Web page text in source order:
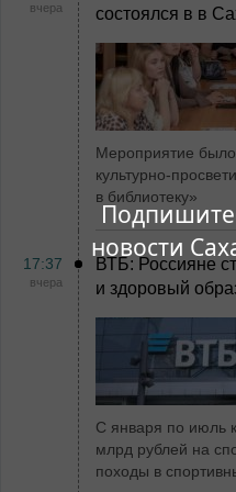
новости
вчера
состоялся в в
Мероприятие было
культурно-
в библиотеку»
17:37
вчера
ВТБ: Россияне
и здоровый
С января по июль
млрд рублей на
походы в